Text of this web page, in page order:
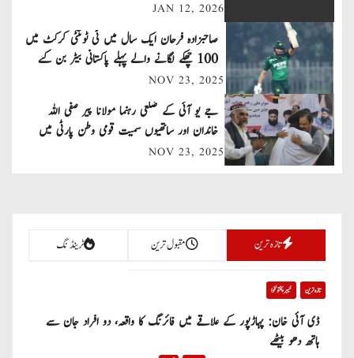
a
v
i
g
a
o
n
JAN 12, 2026
صاحبزادہ فرحان ایک سال میں ٹی ٹوئنٹی کرکٹ میں
100 چھکے لگانے والے پہلے پاکستانی بیٹر بن گئے
NOV 23, 2025
جے یو آئی کے ضلعی رہنما مولانا پیر صفی اللہ
خاندان اور ساتھیوں سمیت قومی وطن پارٹی میں
شامل
NOV 23, 2025
تازہ ترین مقبول ترین ٹرینڈنگ
تازہ ترین خیبر پختونخوا
ڈی آئی خان: پہاڑپور کے علاقے میں فائرنگ کا واقعہ، دو افراد جان سے
ہاتھ دھو بیٹھے